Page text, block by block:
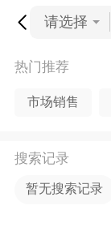
请选择
热门推荐
市场销售
搜索记录
暂无搜索记录